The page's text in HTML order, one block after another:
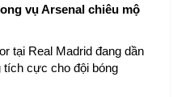
vụ Arsenal chiêu mộ
tại Real Madrid đang dần
cực cho đội bóng